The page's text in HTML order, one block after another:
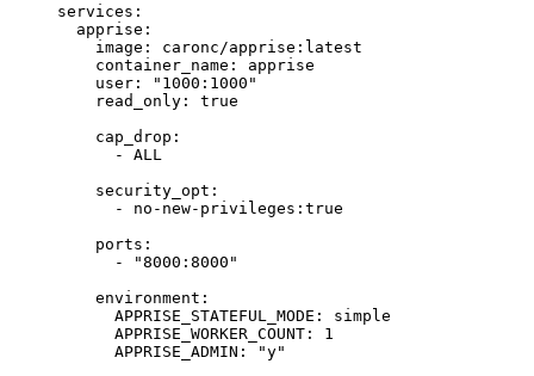
services :
apprise :
image : caronc/apprise:latest
container_name : apprise
user : " 1000:1000 "
read_only : true
cap_drop :
- ALL
security_opt :
- no-new-privileges:true
ports :
-
"8000:8000 "
environment :
APPRISE_STATEFUL_MODE : simple
APPRISE_WORKER_COUNT : 1
APPRISE_ADMIN : "y"